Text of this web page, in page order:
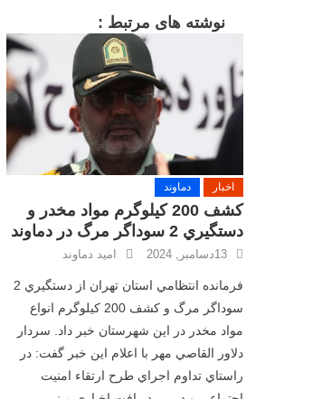
نوشته های مرتبط :
اخبار دماوند
کشف 200 کيلوگرم مواد مخدر و
دستگيري 2 سوداگر مرگ در دماوند
13دسامبر, 2024 امید دماوند
فرمانده انتظامي استان تهران از دستگيري 2
سوداگر مرگ و کشف 200 کيلوگرم انواع
مواد مخدر در اين شهرستان خبر داد. سردار
دلاور القاصي مهر با اعلام اين خبر گفت: در
راستاي تداوم اجراي طرح ارتقاء امنيت